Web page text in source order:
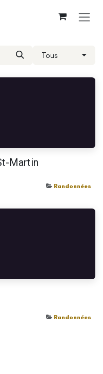
Tous
Martin
Randonnées
Randonnées